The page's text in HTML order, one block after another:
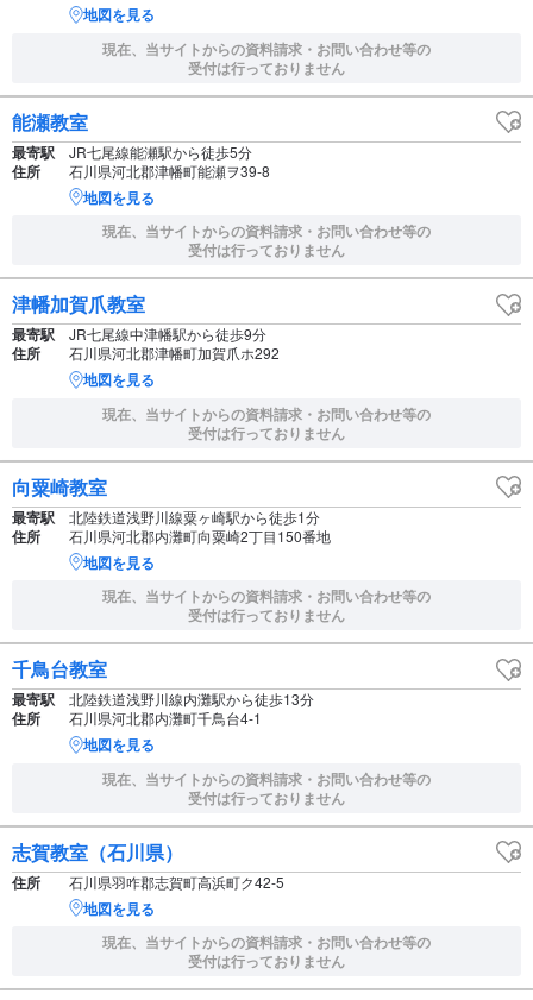
地図を見る
現在、当サイトからの資料請求・お問い合わせ等の
受付は行っておりません
能瀬教室
最寄駅 JR七尾線能瀬駅から徒歩5分
住所 石川県河北郡津幡町能瀬ヲ39-8
地図を見る
現在、当サイトからの資料請求・お問い合わせ等の
受付は行っておりません
津幡加賀爪教室
最寄駅 JR七尾線中津幡駅から徒歩9分
住所 石川県河北郡津幡町加賀爪ホ292
地図を見る
現在、当サイトからの資料請求・お問い合わせ等の
受付は行っておりません
向粟崎教室
最寄駅 北陸鉄道浅野川線粟ヶ崎駅から徒歩1分
住所 石川県河北郡内灘町向粟崎2丁目150番地
地図を見る
現在、当サイトからの資料請求・お問い合わせ等の
受付は行っておりません
千鳥台教室
最寄駅 北陸鉄道浅野川線内灘駅から徒歩13分
住所 石川県河北郡内灘町千鳥台4-1
地図を見る
現在、当サイトからの資料請求・お問い合わせ等の
受付は行っておりません
志賀教室（石川県）
住所 石川県羽咋郡志賀町高浜町ク42-5
地図を見る
現在、当サイトからの資料請求・お問い合わせ等の
受付は行っておりません